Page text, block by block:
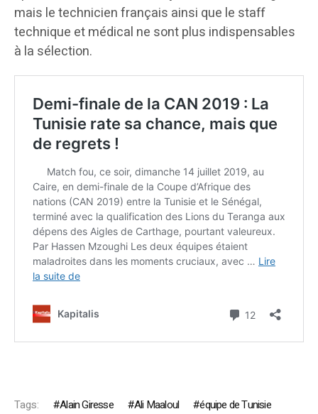
mais le technicien français ainsi que le staff
technique et médical ne sont plus indispensables
à la sélection.
Tags: Alain Giresse Ali Maaloul
équipe de Tunisie